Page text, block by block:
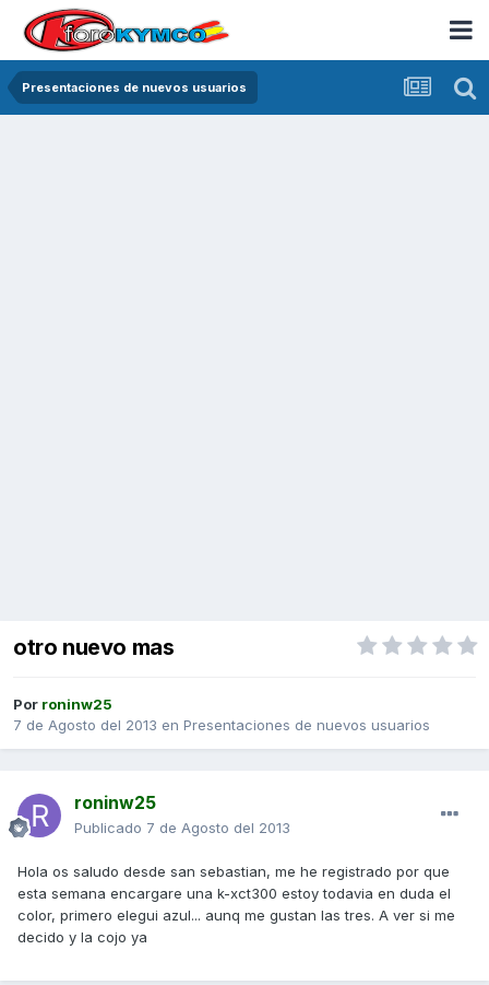
Presentaciones de nuevos usuarios
otro nuevo mas
Por roninw25
7 de Agosto del 2013 en Presentaciones de nuevos usuarios
roninw25
Publicado 7 de Agosto del 2013
Hola os saludo desde san sebastian, me he registrado por que
esta semana encargare una k-xct300 estoy todavia en duda el
color, primero elegui azul... aunq me gustan las tres. A ver si me
decido y la cojo ya